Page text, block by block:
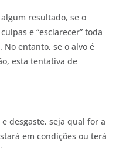
resultado, se o
e “esclarecer” toda
entanto, se o alvo é
esta tentativa de
desgaste, seja qual for a
em condições ou terá